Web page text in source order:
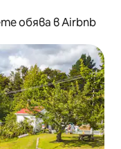
обява в Airbnb